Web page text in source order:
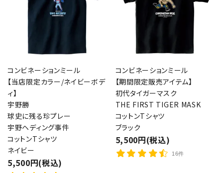
コンビネーションミール
【当店限定カラー/ネイビーボデ
ィ】
宇野勝
球史に残る珍プレー
宇野ヘディング事件
コットンTシャツ
ネイビー
5,500円(税込)
コンビネーションミール
【期間限定販売アイテム】
初代タイガーマスク
THE FIRST TIGER MASK
コットンTシャツ
ブラック
5,500円(税込)
16件